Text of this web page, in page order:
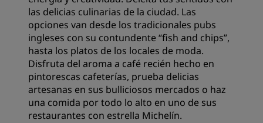
las delicias culinarias de la ciudad. Las
opciones van desde los tradicionales pubs
ingleses con su contundente “fish and chips”,
hasta los platos de los locales de moda.
Disfruta del aroma a café recién hecho en
pintorescas cafeterías, prueba delicias
artesanas en sus bulliciosos mercados o haz
una comida por todo lo alto en uno de sus
restaurantes con estrella Michelín.